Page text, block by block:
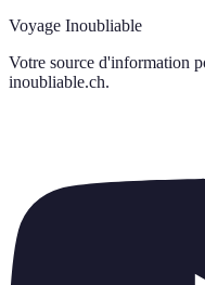
Voyage Inoubliable
Votre source d'information
inoubliable.ch.